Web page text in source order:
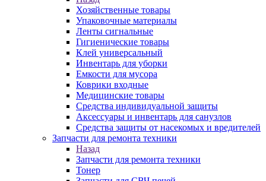
Хозяйственные товары
Упаковочные материалы
Ленты сигнальные
Гигиенические товары
Клей универсальный
Инвентарь для уборки
Емкости для мусора
Коврики входные
Медицинские товары
Средства индивидуальной защиты
Аксессуары и инвентарь для санузлов
Средства защиты от насекомых и вредителей
Запчасти для ремонта техники
Назад
Запчасти для ремонта техники
Тонер